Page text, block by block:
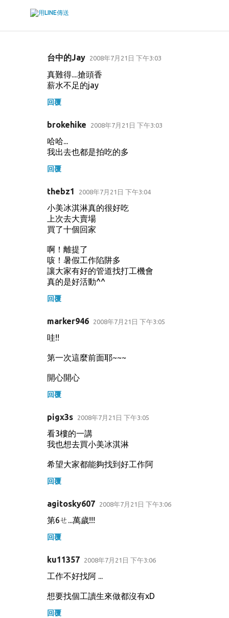
台中的Jay 2008年7月21日 下午3:03
真難得....搶頭香
薪水不足的jay
回覆
brokehike 2008年7月21日 下午3:03
哈哈...
我出去也都是拍吃的多
回覆
thebz1 2008年7月21日 下午3:04
小美冰淇淋真的很好吃
上次去大賣場
買了十個回家
啊！離提了
咳！暑假工作陷阱多
讓大家有好的管道找打工機會
真的是好活動^^
回覆
marker946 2008年7月21日 下午3:05
哇!!
第一次這麼前面耶~~~
開心開心
回覆
pigx3s 2008年7月21日 下午3:05
看3樓的一講
我也想去買小美冰淇淋
希望大家都能夠找到好工作阿
回覆
agitosky607 2008年7月21日 下午3:06
第6ㄝ...萬歲!!!
回覆
ku11357 2008年7月21日 下午3:06
工作不好找阿 ...
想要找個工讀生來做都沒有xD
回覆